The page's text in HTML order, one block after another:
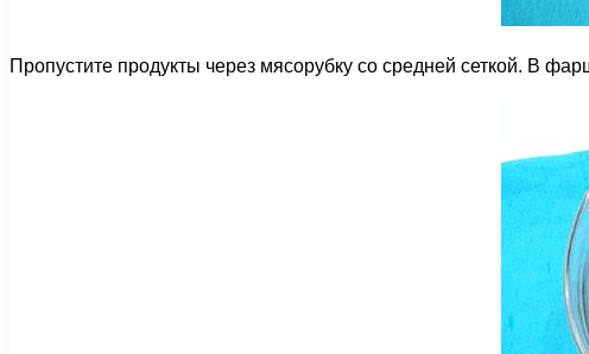
Пропустите продукты через мясорубку со средней сеткой. В